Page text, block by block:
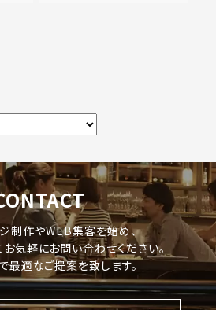
制作やWEB集客を始め、
気軽にお問い合わせください。
最適なご提案を致します。